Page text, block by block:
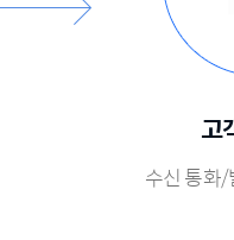
고
수신 통화